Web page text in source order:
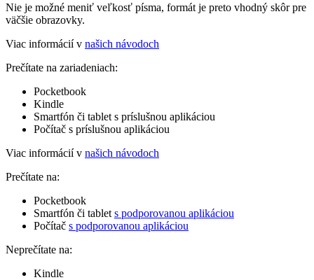
Nie je možné meniť veľkosť písma, formát je preto vhodný skôr pre
väčšie obrazovky.
Viac informácií v našich návodoch
Prečítate na zariadeniach:
Pocketbook
Kindle
Smartfón či tablet s príslušnou aplikáciou
Počítač s príslušnou aplikáciou
Viac informácií v našich návodoch
Prečítate na:
Pocketbook
Smartfón či tablet s podporovanou aplikáciou
Počítač s podporovanou aplikáciou
Neprečítate na:
Kindle